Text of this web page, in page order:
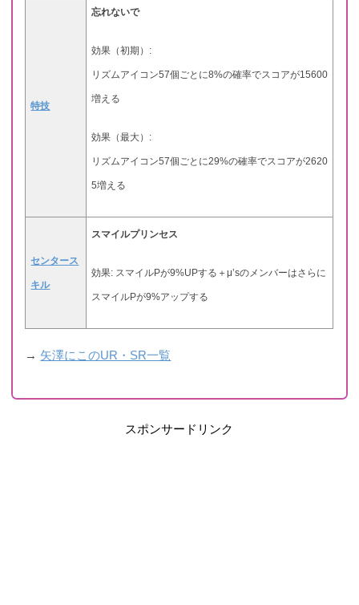
特技
忘れないで
効果（初期）:
リズムアイコン57個ごとに8%の確率でスコアが15600
増える
効果（最大）:
リズムアイコン57個ごとに29%の確率でスコアが2620
5増える
センタース
キル
スマイルプリンセス
効果: スマイルPが9%UPする＋μ’sのメンバーはさらに
スマイルPが9%アップする
→ 矢澤にこのUR・SR一覧
スポンサードリンク